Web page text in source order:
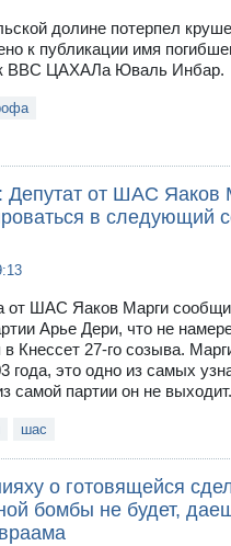
долине потерпел
к публикации имя
ВВС ЦАХАЛа Юваль Инбар.
Депутат от ШАС Яаков
в следующий
от ШАС Яаков Марги
Арье Дери, что не
Кнессет 27-го созыва.
года, это одно из самых
самой партии он не выходит.
шас
о готовящейся
бомбы не будет,